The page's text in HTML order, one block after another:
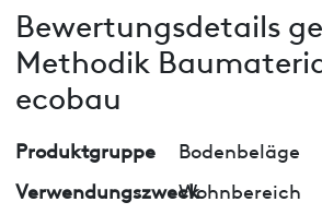
Bewertungsdetails
Methodik
ecobau
Produktgruppe
Bodenbeläge
VerwendungszweckWohnbereich